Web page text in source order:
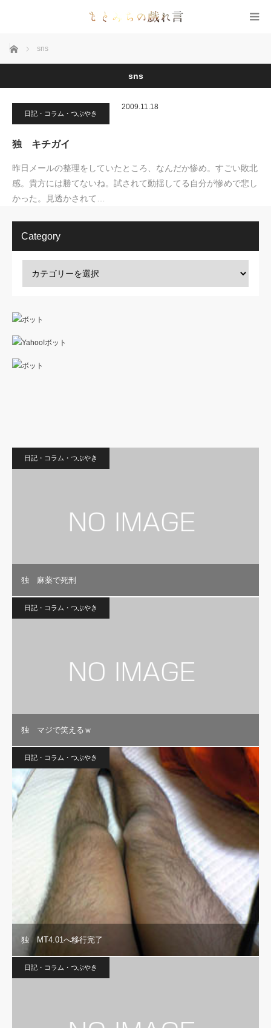
ホーム sns
sns
日記・コラム・つぶやき
2009.11.18
独 キチガイ
昨日メールの整理をしていたところ、なんだか惨め。すごい敗北
感。貴方には勝てないね。試されて動揺してる自分が惨めで悲し
かった。見透かされて…
Category
日記・コラム・つぶやき
独 麻薬で死刑
日記・コラム・つぶやき
独 マジで笑えるｗ
日記・コラム・つぶやき
独 MT4.01へ移行完了
日記・コラム・つぶやき